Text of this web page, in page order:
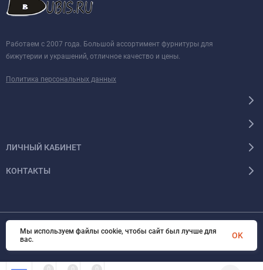
Работаем с 2007 года. Большой ассортимент фурнитуры для
бижутерии и украшений, отличное качество и цены.
Политика персональных данных
ЛИЧНЫЙ КАБИНЕТ
КОНТАКТЫ
© 2026 BUBIS.RU Все права защищены
Мы используем файлы cookie, чтобы сайт был лучше для
вас.
OK